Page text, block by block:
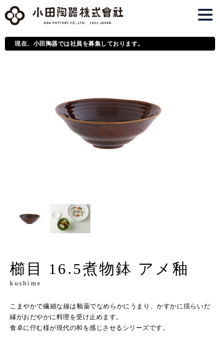
現在、小田陶器では社員を募集しております。
櫛目 16.5煮物鉢 アメ釉
kushime
こまやかで繊細な線は釉薬でなめらかにうまり、かすかに揺らいだ
縁がおだやかに料理を受け止めます。
食卓に佇む様が現代の和を感じさせるシリーズです。